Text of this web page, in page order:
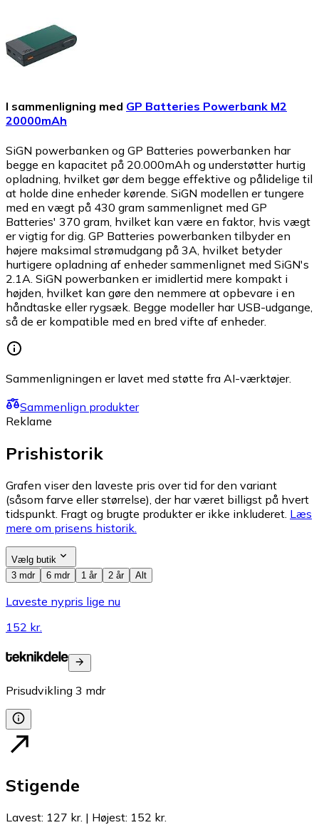
I sammenligning med GP Batteries Powerbank M2
20000mAh
SiGN powerbanken og GP Batteries powerbanken har
begge en kapacitet på 20.000mAh og understøtter hurtig
opladning, hvilket gør dem begge effektive og pålidelige til
at holde dine enheder kørende. SiGN modellen er tungere
med en vægt på 430 gram sammenlignet med GP
Batteries' 370 gram, hvilket kan være en faktor, hvis vægt
er vigtig for dig. GP Batteries powerbanken tilbyder en
højere maksimal strømudgang på 3A, hvilket betyder
hurtigere opladning af enheder sammenlignet med SiGN's
2.1A. SiGN powerbanken er imidlertid mere kompakt i
højden, hvilket kan gøre den nemmere at opbevare i en
håndtaske eller rygsæk. Begge modeller har USB-udgange,
så de er kompatible med en bred vifte af enheder.
Sammenligningen er lavet med støtte fra AI-værktøjer.
Sammenlign produkter
Reklame
Prishistorik
Grafen viser den laveste pris over tid for den variant
(såsom farve eller størrelse), der har været billigst på hvert
tidspunkt. Fragt og brugte produkter er ikke inkluderet. Læs
mere om prisens historik.
Vælg butik
3 mdr
6 mdr 1 år 2 år Alt
Laveste nypris lige nu
152 kr.
Prisudvikling 3 mdr
Stigende
Lavest: 127 kr. | Højest: 152 kr.